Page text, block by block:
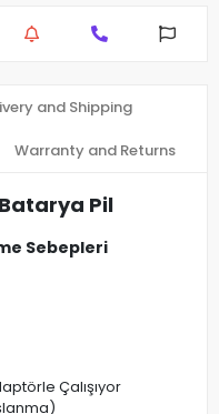
and Shipping
Warranty and Returns
Pil
Sebepleri
Çalışıyor